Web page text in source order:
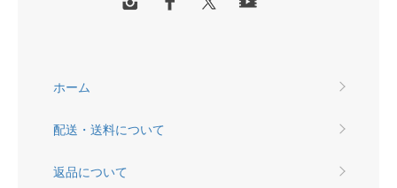
ホーム
配送・送料について
返品について